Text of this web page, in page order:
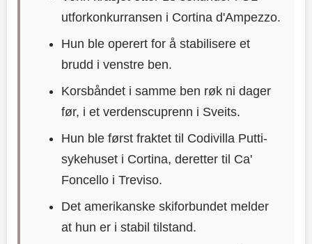
utforkonkurransen i Cortina d'Ampezzo.
Hun ble operert for å stabilisere et
brudd i venstre ben.
Korsbåndet i samme ben røk ni dager
før, i et verdenscuprenn i Sveits.
Hun ble først fraktet til Codivilla Putti-
sykehuset i Cortina, deretter til Ca'
Foncello i Treviso.
Det amerikanske skiforbundet melder
at hun er i stabil tilstand.